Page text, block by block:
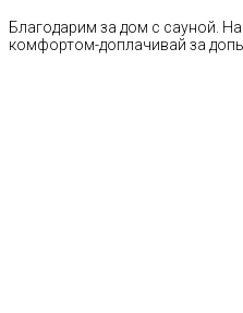
Благодарим за дом с сауной.
комфортом-доплачивай за